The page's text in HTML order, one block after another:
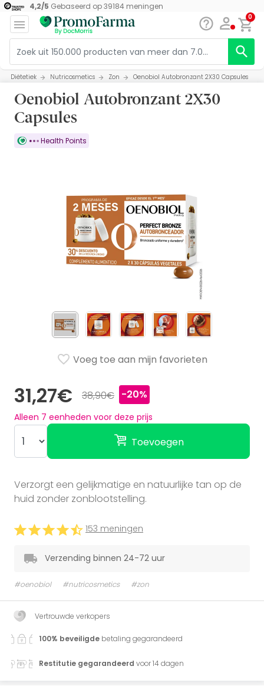
4,2/5 Gebaseerd op39184 meningen
0
Diëtetiek Nutricosmetics Zon Oenobiol Autobronzant 2X30 Capsules
Oenobiol Autobronzant 2X30
Capsules
Health Points
31,27€ 38,90€ -20%
Alleen 7 eenheden voor deze prijs
Toevoegen
Voeg toe aan mijn favorieten
Verzorgt een gelijkmatige en natuurlijke tan op de
huid zonder zonblootstelling.
153 meningen
Verzending binnen 24-72 uur
#oenobiol #nutricosmetics #zon
Vertrouwde verkopers
100% beveiligde betaling gegarandeerd
Restitutie gegarandeerd voor 14 dagen